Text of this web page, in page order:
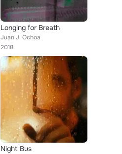
Longing for Breath
Juan J. Ochoa
2018
Night Bus